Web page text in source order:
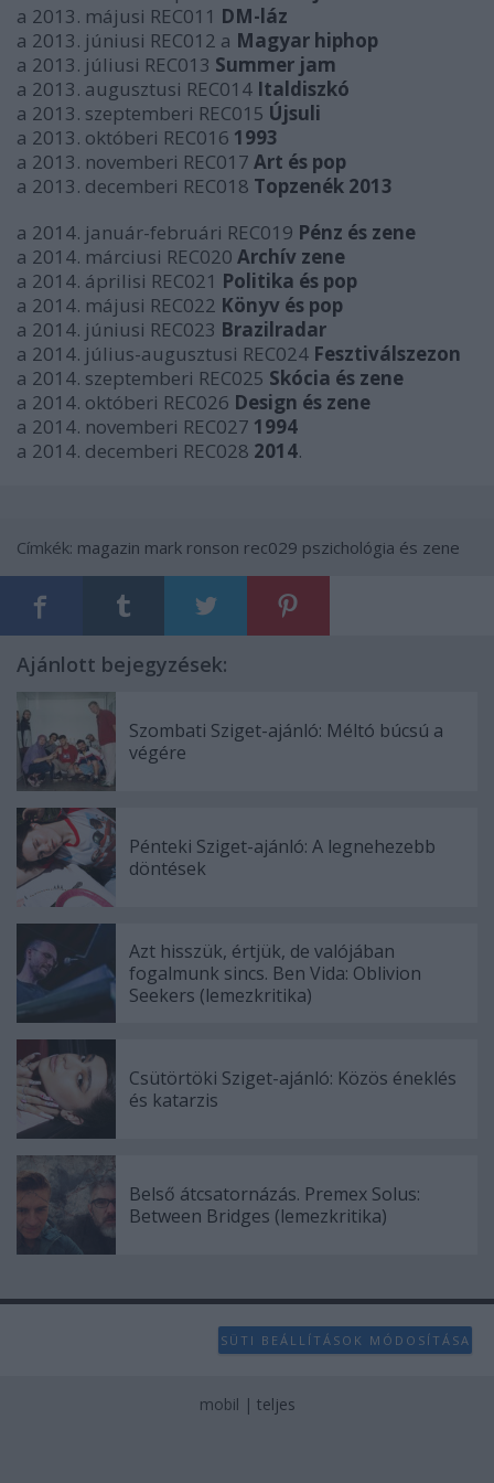
a 2013. májusi REC011 DM-láz
a 2013. júniusi REC012 a Magyar hiphop
a 2013. júliusi REC013 Summer jam
a 2013. augusztusi REC014 Italdiszkó
a 2013. szeptemberi REC015 Újsuli
a 2013. októberi REC016 1993
a 2013. novemberi REC017 Art és pop
a 2013. decemberi REC018 Topzenék 2013
a 2014. január-februári REC019 Pénz és zene
a 2014. márciusi REC020 Archív zene
a 2014. áprilisi REC021 Politika és pop
a 2014. májusi REC022 Könyv és pop
a 2014. júniusi REC023 Brazilradar
a 2014. július-augusztusi REC024 Fesztiválszezon
a 2014. szeptemberi REC025 Skócia és zene
a 2014. októberi REC026 Design és zene
a 2014. novemberi REC027 1994
a 2014. decemberi REC028 2014.
Címkék: magazin mark ronson rec029 pszichológia és zene
Ajánlott bejegyzések:
Szombati Sziget-ajánló: Méltó búcsú a
végére
Pénteki Sziget-ajánló: A legnehezebb
döntések
Azt hisszük, értjük, de valójában
fogalmunk sincs. Ben Vida: Oblivion
Seekers (lemezkritika)
Csütörtöki Sziget-ajánló: Közös éneklés
és katarzis
Belső átcsatornázás. Premex Solus:
Between Bridges (lemezkritika)
SÜTI BEÁLLÍTÁSOK MÓDOSÍTÁSA
mobil | teljes